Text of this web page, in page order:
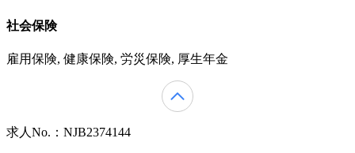
社会保険
雇用保険, 健康保険, 労災保険, 厚生年金
求人No.：NJB2374144